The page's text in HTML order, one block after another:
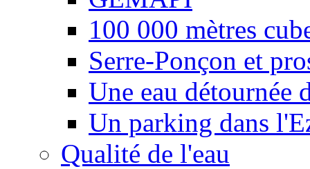
100 000 mètres
Serre-Ponçon et
Une eau détournée
Un parking dans
Qualité de l'eau